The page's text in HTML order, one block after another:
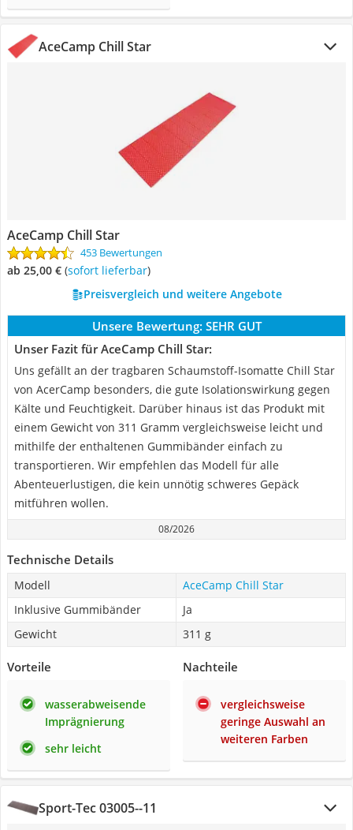
AceCamp Chill Star
AceCamp Chill Star
453 Bewertungen
ab 25,00 € ( Sofort lieferbar)
Preisvergleich und weitere Angebote
Unsere Bewertung: SEHR GUT
Unser Fazit für AceCamp Chill Star:
Uns gefällt an der tragbaren Schaumstoff-Isomatte Chill Star
von AcerCamp besonders, die gute Isolationswirkung gegen
Kälte und Feuchtigkeit. Darüber hinaus ist das Produkt mit
einem Gewicht von 311 Gramm vergleichsweise leicht und
mithilfe der enthaltenen Gummibänder einfach zu
transportieren. Wir empfehlen das Modell für alle
Abenteuerlustigen, die kein unnötig schweres Gepäck
mitführen wollen.
08/2026
Technische Details
Modell
AceCamp Chill Star
Inklusive Gummibänder
Ja
Gewicht
311 g
Vorteile
wasserabweisende
Imprägnierung
sehr leicht
Nachteile
vergleichsweise
geringe Auswahl an
weiteren Farben
Sport-Tec 03005--11